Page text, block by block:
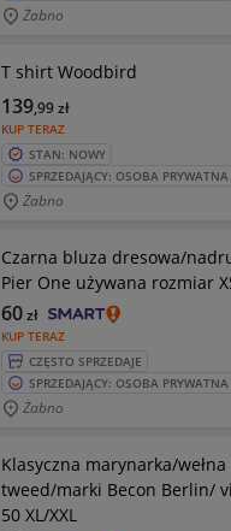
Żabno
T shirt Woodbird
KUP TERAZ
139,99zł
STAN: NOWY
SPRZEDAJĄCY: OSOBA PRYWATNA
Żabno
Czarna bluza dresowa/
Pier One używana rozmiar
KUP TERAZ
60zł
CZĘSTO SPRZEDAJE
SPRZEDAJĄCY: OSOBA PRYWATNA
Żabno
Klasyczna marynarka/wełna
tweed/marki Becon Berlin/
50 XL/XXL